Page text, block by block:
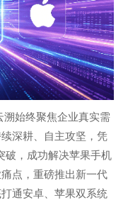
始终聚焦企业真实需
深耕、自主攻坚，凭
破，成功解决苹果手机
点，重磅推出新一代
通安卓、苹果双系统